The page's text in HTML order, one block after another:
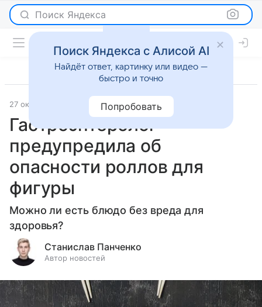
Поиск Яндекса
27 октября 2025 Леди Mail О важном
Гастроэнтеролог
предупредила об
опасности роллов для
фигуры
Можно ли есть блюдо без вреда для
здоровья?
Станислав Панченко
Автор новостей
Поиск Яндекса с Алисой AI
Найдёт ответ, картинку или видео —
быстро и точно
Попробовать